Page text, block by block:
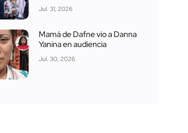
Jul. 31, 2026
Mamá de Dafne vio a Danna
Yanina en audiencia
Jul. 30, 2026